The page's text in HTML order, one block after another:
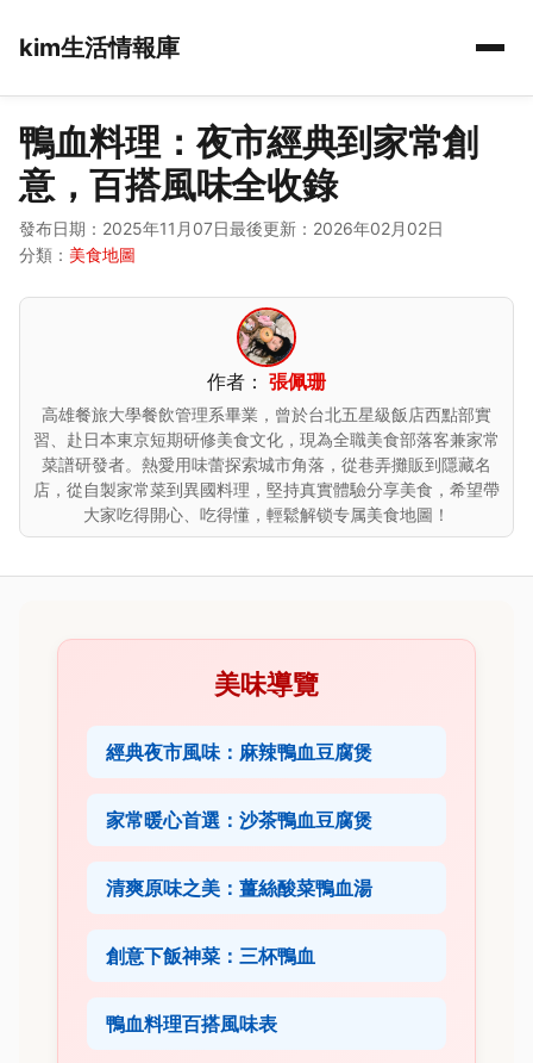
kim生活情報庫
鴨血料理：夜市經典到家常創
意，百搭風味全收錄
發布日期：2025年11月07日最後更新：2026年02月02日
分類： 美食地圖
作者： 張佩珊
高雄餐旅大學餐飲管理系畢業，曾於台北五星級飯店西點部實
習、赴日本東京短期研修美食文化，現為全職美食部落客兼家常
菜譜研發者。熱愛用味蕾探索城市角落，從巷弄攤販到隱藏名
店，從自製家常菜到異國料理，堅持真實體驗分享美食，希望帶
大家吃得開心、吃得懂，輕鬆解锁专属美食地圖！
美味導覽
經典夜市風味：麻辣鴨血豆腐煲
家常暖心首選：沙茶鴨血豆腐煲
清爽原味之美：薑絲酸菜鴨血湯
創意下飯神菜：三杯鴨血
鴨血料理百搭風味表